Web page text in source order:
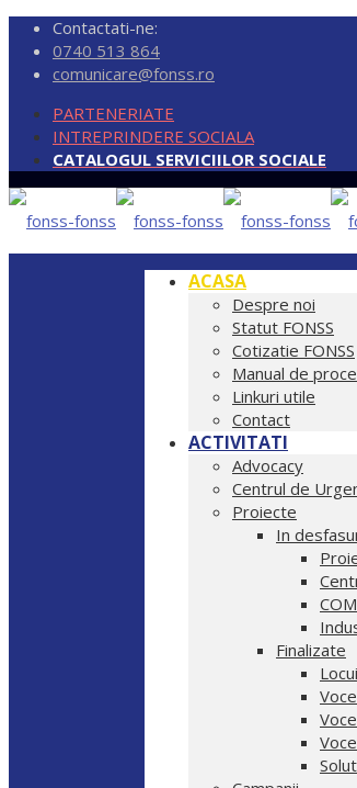
Contactati-ne:
0740 513 864
comunicare@fonss.ro
PARTENERIATE
INTREPRINDERE SOCIALA
CATALOGUL SERVICIILOR SOCIALE
ACASA
Despre noi
Statut FONSS
Cotizatie FONSS
Manual de
Linkuri utile
Contact
ACTIVITATI
Advocacy
Centrul de
Proiecte
In
Finalizate